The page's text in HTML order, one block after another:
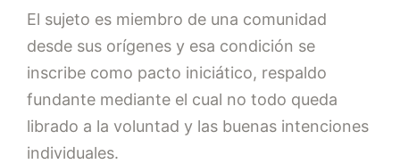
El sujeto es miembro de una comunidad
desde sus orígenes y esa condición se
inscribe como pacto iniciático, respaldo
fundante mediante el cual no todo queda
librado a la voluntad y las buenas intenciones
individuales.